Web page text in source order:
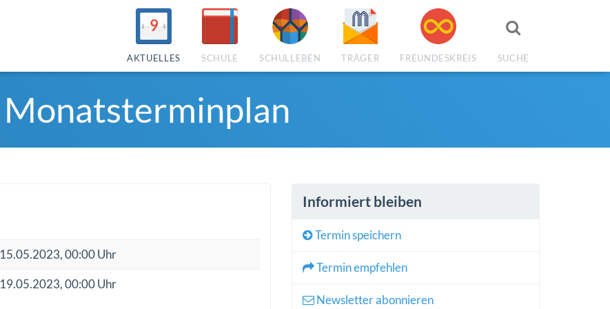
9
AKTUELLES SCHULE SCHULLEBEN TRÄGER FREUNDESKREIS SUCHE
Suchen
Monatsterminplan
15.05.2023, 00:00 Uhr
19.05.2023, 00:00 Uhr
Informiert bleiben
Termin speichern
Termin empfehlen
Newsletter abonnieren